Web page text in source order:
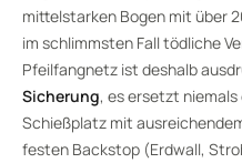
mittelstarken Bogen mit über
im schlimmsten Fall tödliche
Pfeilfangnetz ist deshalb
Sicherung, es ersetzt
Schießplatz mit
festen Backstop (Erdwall,